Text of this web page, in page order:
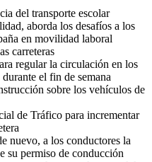
del transporte escolar
aborda los desafíos a los
en movilidad laboral
carreteras
regular la circulación en los
el fin de semana
sobre los vehículos de
de Tráfico para incrementar
nuevo, a los conductores la
su permiso de conducción